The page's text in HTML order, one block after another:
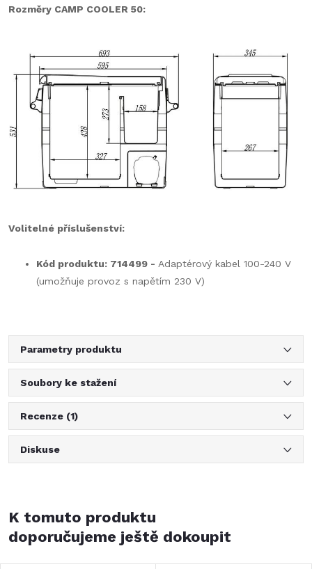
Rozměry CAMP COOLER 50:
Volitelné příslušenství:
Kód produktu: 714499 - Adaptérový kabel 100-240 V
(umožňuje provoz s napětím 230 V)
Parametry produktu
Soubory ke stažení
Recenze (1)
Diskuse
K tomuto produktu
doporučujeme ještě dokoupit